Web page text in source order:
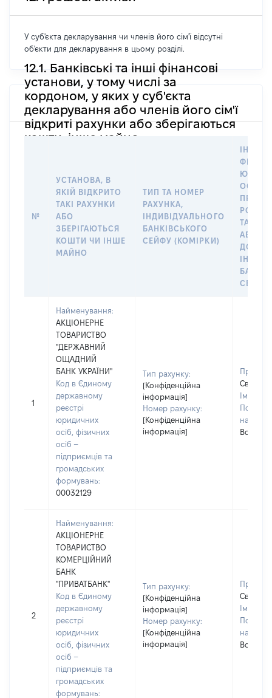
У суб'єкта декларування чи членів його сім'ї відсутні
об'єкти для декларування в цьому розділі.
12.1. Банківські та інші фінансові
установи, у тому числі за
кордоном, у яких у суб'єкта
декларування або членів його сім'ї
відкриті рахунки або зберігаються
кошти, інше майно
№
УСТАНОВА, В
ЯКІЙ ВІДКРИТО
ТАКІ РАХУНКИ
АБО
ЗБЕРІГАЮТЬСЯ
КОШТИ ЧИ ІНШЕ
МАЙНО
ТИП ТА НОМЕР
РАХУНКА,
ІНДИВІДУАЛЬНОГО
БАНКІВСЬКОГО
СЕЙФУ (КОМІРКИ)
ПРАВО
ТАКИМ
АБО
ДО
СЕЙФУ
1
Найменування:
АКЦІОНЕРНЕ
ТОВАРИСТВО
"ДЕРЖАВНИЙ
ОЩАДНИЙ
БАНК УКРАЇНИ"
Код в Єдиному
державному
реєстрі
юридичних
осіб, фізичних
осіб –
підприємців та
громадських
формувань:
00032129
Тип рахунку:
[Конфіденційна
інформація]
Номер рахунку:
[Конфіденційна
інформація]
Ім'я:
По
2
Найменування:
АКЦІОНЕРНЕ
ТОВАРИСТВО
КОМЕРЦІЙНИЙ
БАНК
"ПРИВАТБАНК"
Код в Єдиному
державному
реєстрі
юридичних
осіб, фізичних
осіб –
підприємців та
громадських
формувань:
Тип рахунку:
[Конфіденційна
інформація]
Номер рахунку:
[Конфіденційна
інформація]
Ім'я:
По